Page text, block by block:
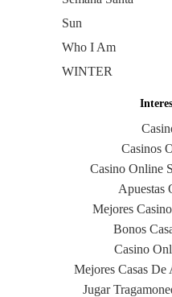
Sun
Who I Am
WINTER
Casinos
Casino Online
Apuestas
Mejores
Bonos
Casino
Mejores Casas De
Jugar